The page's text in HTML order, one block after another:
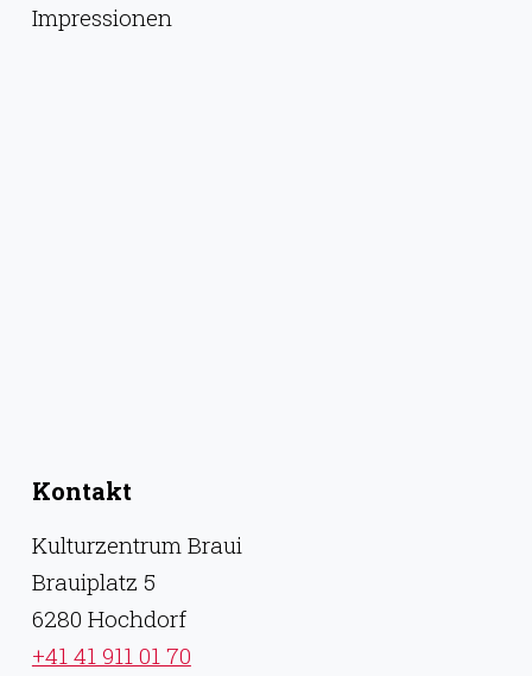
Impressionen
Kontakt
Kulturzentrum Braui
Brauiplatz 5
6280 Hochdorf
+41 41 911 01 70